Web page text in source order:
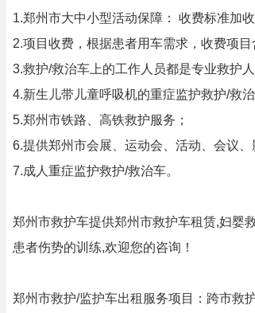
1.郑州市大中小型活动保障： 收费标准加
2.项目收费，根据患者用车需求，收费项
3.救护/救治车上的工作人员都是专业救护人
4.新生儿带儿童呼吸机的重症监护救护/救治
5.郑州市铁路、高铁救护服务；
6.提供郑州市会展、运动会、活动、会议
7.成人重症监护救护/救治车。
郑州市救护车提供郑州市救护车租赁,妇婴
患者伤势的训练,欢迎您的咨询！
郑州市救护/监护车出租服务项目：跨市救